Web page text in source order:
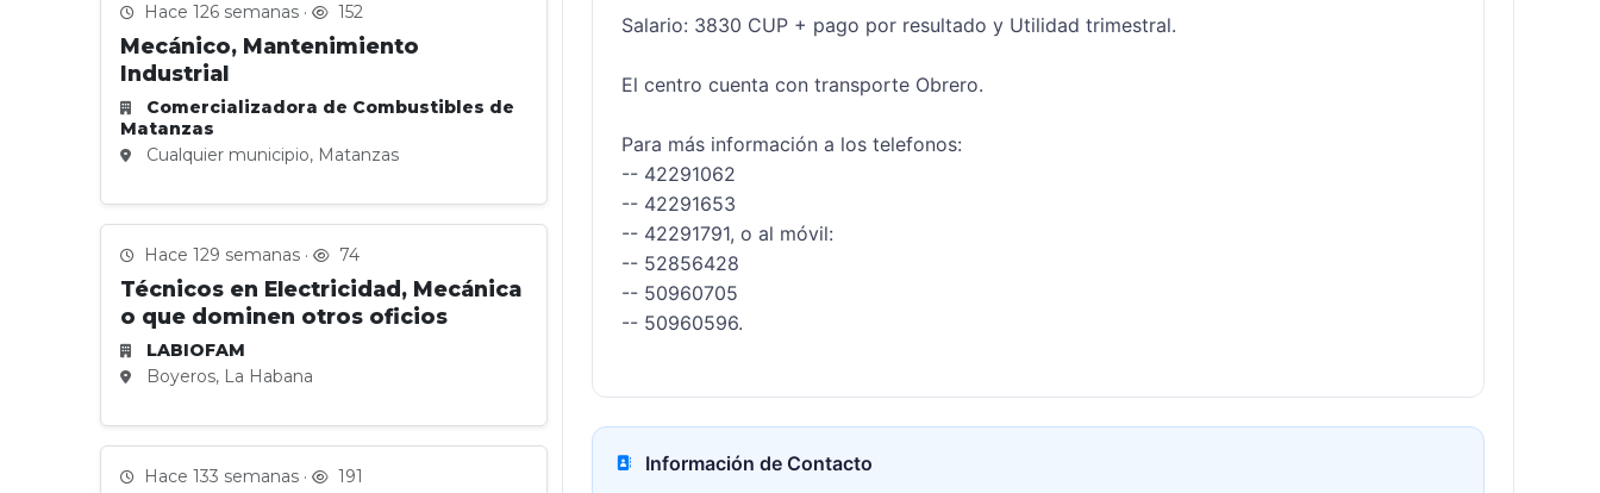
Hace 126 semanas · 152
Mecánico, Mantenimiento
Industrial
Comercializadora de Combustibles de
Matanzas
Cualquier municipio, Matanzas
Hace 129 semanas · 74
Técnicos en Electricidad, Mecánica
o que dominen otros oficios
LABIOFAM
Boyeros, La Habana
Hace 133 semanas · 191
Salario: 3830 CUP + pago por resultado y Utilidad trimestral.
El centro cuenta con transporte Obrero.
Para más información a los telefonos:
-- 42291062
-- 42291653
-- 42291791, o al móvil:
-- 52856428
-- 50960705
-- 50960596.
Información de Contacto